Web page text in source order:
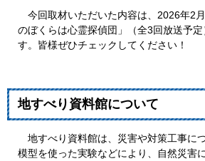
今回取材いただいた内容は、2026年2
のぼくらは心霊探偵団」（全3回放送予
す。皆様ぜひチェックしてください！
地すべり資料館について
地すべり資料館は、災害や対策工事に
模型を使った実験などにより、自然災害